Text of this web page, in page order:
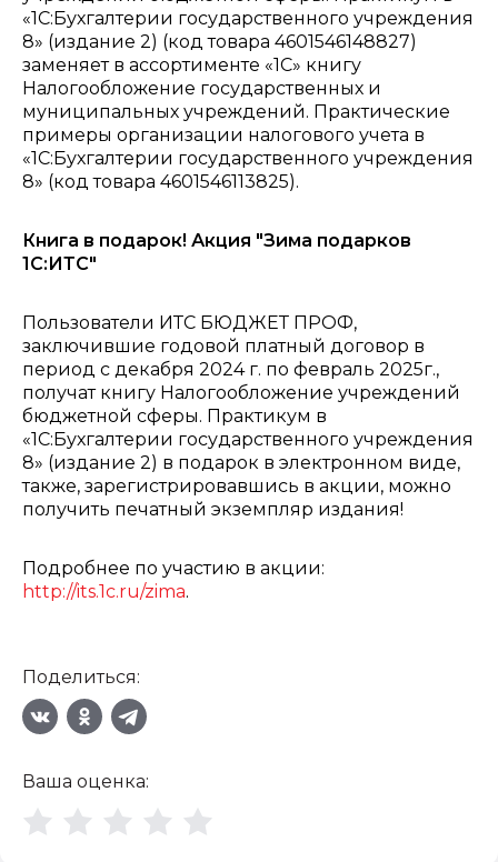
«1С:Бухгалтерии государственного учреждения
8» (издание 2) (код товара 4601546148827)
заменяет в ассортименте «1С» книгу
Налогообложение государственных и
муниципальных учреждений. Практические
примеры организации налогового учета в
«1С:Бухгалтерии государственного учреждения
8» (код товара 4601546113825).
Книга в подарок! Акция "Зима подарков
1С:ИТС"
Пользователи ИТС БЮДЖЕТ ПРОФ,
заключившие годовой платный договор в
период с декабря 2024 г. по февраль 2025г.,
получат книгу Налогообложение учреждений
бюджетной сферы. Практикум в
«1С:Бухгалтерии государственного учреждения
8» (издание 2) в подарок в электронном виде,
также, зарегистрировавшись в акции, можно
получить печатный экземпляр издания!
Подробнее по участию в акции:
http://its.1c.ru/zima.
Поделиться:
Ваша оценка: